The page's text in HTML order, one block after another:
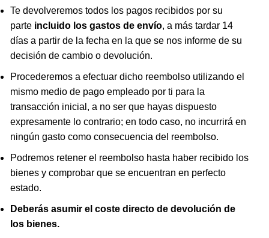
Te devolveremos todos los pagos recibidos por su
parte incluido los gastos de envío, a más tardar 14
días a partir de la fecha en la que se nos informe de su
decisión de cambio o devolución.
Procederemos a efectuar dicho reembolso utilizando el
mismo medio de pago empleado por ti para la
transacción inicial, a no ser que hayas dispuesto
expresamente lo contrario; en todo caso, no incurrirá en
ningún gasto como consecuencia del reembolso.
Podremos retener el reembolso hasta haber recibido los
bienes y comprobar que se encuentran en perfecto
estado.
Deberás asumir el coste directo de devolución de
los bienes.